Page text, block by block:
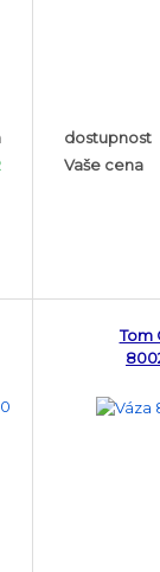
dostupnost
Vaše cena
Tom